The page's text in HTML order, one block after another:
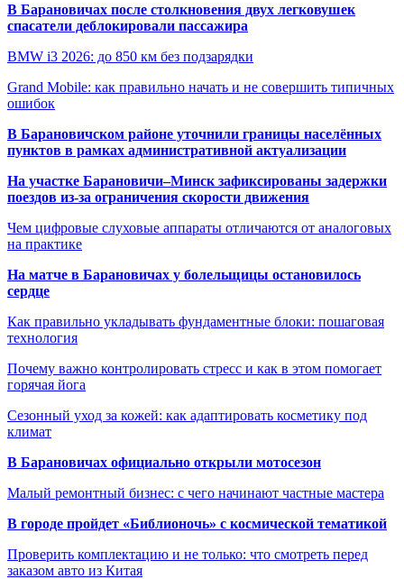
В Барановичах после столкновения двух легковушек
спасатели деблокировали пассажира
BMW i3 2026: до 850 км без подзарядки
Grand Mobile: как правильно начать и не совершить типичных
ошибок
В Барановичском районе уточнили границы населённых
пунктов в рамках административной актуализации
На участке Барановичи–Минск зафиксированы задержки
поездов из-за ограничения скорости движения
Чем цифровые слуховые аппараты отличаются от аналоговых
на практике
На матче в Барановичах у болельщицы остановилось
сердце
Как правильно укладывать фундаментные блоки: пошаговая
технология
Почему важно контролировать стресс и как в этом помогает
горячая йога
Сезонный уход за кожей: как адаптировать косметику под
климат
В Барановичах официально открыли мотосезон
Малый ремонтный бизнес: с чего начинают частные мастера
В городе пройдет «Библионочь» с космической тематикой
Проверить комплектацию и не только: что смотреть перед
заказом авто из Китая